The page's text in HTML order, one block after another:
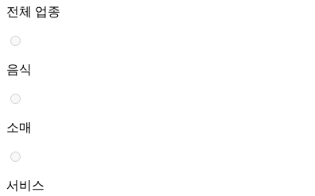
전체 업종
음식
소매
서비스